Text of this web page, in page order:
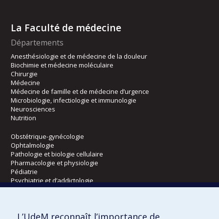
La Faculté de médecine
Départements
Anesthésiologie et de médecine de la douleur
Biochimie et médecine moléculaire
Chirurgie
Médecine
Médecine de famille et de médecine d’urgence
Microbiologie, infectiologie et immunologie
Neurosciences
Nutrition
Obstétrique-gynécologie
Ophtalmologie
Pathologie et biologie cellulaire
Pharmacologie et physiologie
Pédiatrie
Psychiatrie et d’addictologie
Radiologie, radio-oncologie et médecine nucléaire
L’UdeM reconnaît l’importance de